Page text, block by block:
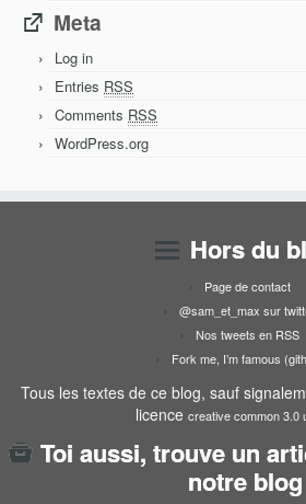
Meta
Log in
Entries RSS
Comments RSS
WordPress.org
Hors du
Page de contact
@sam_et_max sur
Nos tweets en RSS
Fork me, I’m famous
Tous les textes de ce blog, sauf
licence creative common 3.0
Toi aussi, trouve un
notre blog